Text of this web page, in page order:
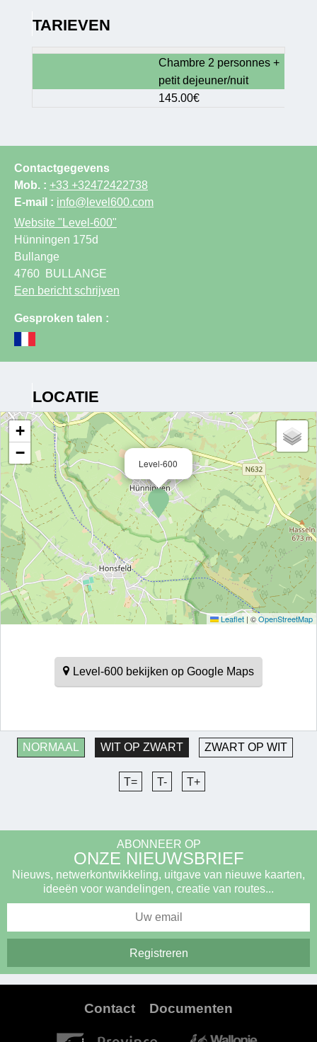
TARIEVEN
Chambre 2 personnes +
petit dejeuner/nuit
145.00€
Contactgegevens
Mob. : +33 +32472422738
E-mail : info@level600.com
Website "Level-600"
Hünningen 175d
Bullange
4760
BULLANGE
Een bericht schrijven
Gesproken talen :
LOCATIE
Level-600
+
−
Leaflet |©OpenStreetMap
Level-600 bekijken op Google Maps
NORMAAL WIT OP ZWART ZWART OP WIT
T= T- T+
ABONNEER OP
ONZE NIEUWSBRIEF
Nieuws, netwerkontwikkeling, uitgave van nieuwe kaarten,
ideeën voor wandelingen, creatie van routes...
Contact Documenten